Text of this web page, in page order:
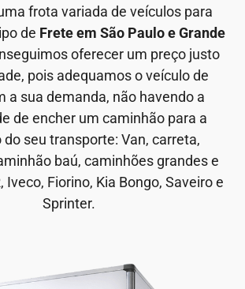
frota variada de veículos para
de Frete em São Paulo e Grande
oferecer um preço justo
pois adequamos o veículo de
a sua demanda, não havendo a
de encher um caminhão para a
do seu transporte: Van, carreta,
baú, caminhões grandes e
Iveco, Fiorino, Kia Bongo, Saveiro e
Sprinter.